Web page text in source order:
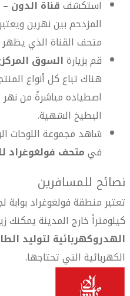
استكشفقناة الدون –
المزدحم بين نهرين
متحف القناة الذي
قم بزيارةالسوق
هناك تباع كل أنواع
اصطياده مباشرةً من نهر
البطيخ الشهية.
شاهد مجموعة اللوحات
فيمتحف فولغوغراد
نصائح للمسافرين
كيلومتراً خارج المدينة يمكنك
الهدروكهربائية لتوليد
الكهربائية التي تحتاجها.